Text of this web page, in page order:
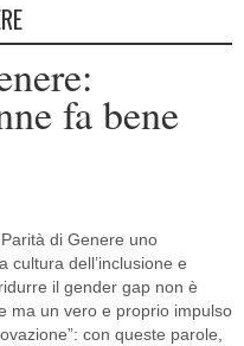
fa bene
di Genere uno
cultura dell’inclusione e
il gender gap non è
ma un vero e proprio impulso
con queste parole,